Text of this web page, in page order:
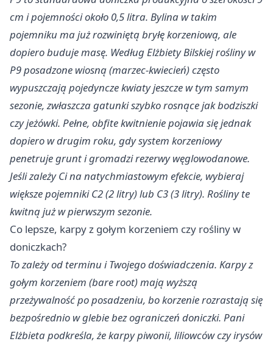
cm i pojemności około 0,5 litra. Bylina w takim
pojemniku ma już rozwiniętą bryłę korzeniową, ale
dopiero buduje masę. Według Elżbiety Bilskiej rośliny w
P9 posadzone wiosną (marzec-kwiecień) często
wypuszczają pojedyncze kwiaty jeszcze w tym samym
sezonie, zwłaszcza gatunki szybko rosnące jak bodziszki
czy jeżówki. Pełne, obfite kwitnienie pojawia się jednak
dopiero w drugim roku, gdy system korzeniowy
penetruje grunt i gromadzi rezerwy węglowodanowe.​
Jeśli zależy Ci na natychmiastowym efekcie, wybieraj
większe pojemniki C2 (2 litry) lub C3 (3 litry). Rośliny te
kwitną już w pierwszym sezonie.
Co lepsze, karpy z gołym korzeniem czy rośliny w
doniczkach?
To zależy od terminu i Twojego doświadczenia. Karpy z
gołym korzeniem (bare root) mają wyższą
przeżywalność po posadzeniu, bo korzenie rozrastają się
bezpośrednio w glebie bez ograniczeń doniczki. Pani
Elżbieta podkreśla, że karpy piwonii, liliowców czy irysów